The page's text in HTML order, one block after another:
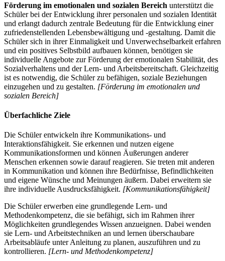
Förderung im emotionalen und sozialen Bereich unterstützt die
Schüler bei der Entwicklung ihrer personalen und sozialen Identität
und erlangt dadurch zentrale Bedeutung für die Entwicklung einer
zufriedenstellenden Lebensbewältigung und -gestaltung. Damit die
Schüler sich in ihrer Einmaligkeit und Unverwechselbarkeit erfahren
und ein positives Selbstbild aufbauen können, benötigen sie
individuelle Angebote zur Förderung der emotionalen Stabilität, des
Sozialverhaltens und der Lern- und Arbeitsbereitschaft. Gleichzeitig
ist es notwendig, die Schüler zu befähigen, soziale Beziehungen
einzugehen und zu gestalten. [Förderung im emotionalen und
sozialen Bereich]
Überfachliche Ziele
Die Schüler entwickeln ihre Kommunikations- und
Interaktionsfähigkeit. Sie erkennen und nutzen eigene
Kommunikationsformen und können Äußerungen anderer
Menschen erkennen sowie darauf reagieren. Sie treten mit anderen
in Kommunikation und können ihre Bedürfnisse, Befindlichkeiten
und eigene Wünsche und Meinungen äußern. Dabei erweitern sie
ihre individuelle Ausdrucksfähigkeit. [Kommunikationsfähigkeit]
Die Schüler erwerben eine grundlegende Lern- und
Methodenkompetenz, die sie befähigt, sich im Rahmen ihrer
Möglichkeiten grundlegendes Wissen anzueignen. Dabei wenden
sie Lern- und Arbeitstechniken an und lernen überschaubare
Arbeitsabläufe unter Anleitung zu planen, auszuführen und zu
kontrollieren. [Lern- und Methodenkompetenz]